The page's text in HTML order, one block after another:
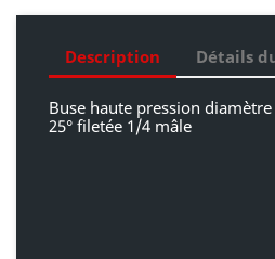
Description Détails
Buse haute pression
25° filetée 1/4 mâle